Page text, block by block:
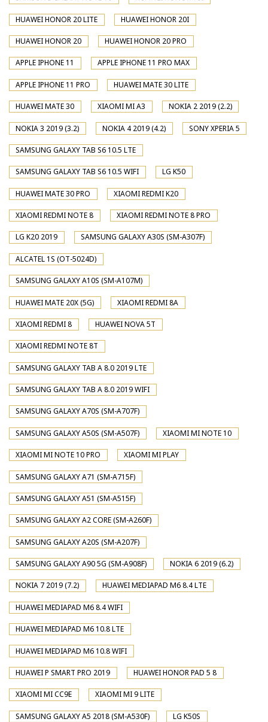
HUAWEI HONOR 20 LITE HUAWEI HONOR 20I
HUAWEI HONOR 20 HUAWEI HONOR 20 PRO
APPLE IPHONE 11 APPLE IPHONE 11 PRO MAX
APPLE IPHONE 11 PRO HUAWEI MATE 30 LITE
HUAWEI MATE 30 XIAOMI MI A3 NOKIA 2 2019 (2.2)
NOKIA 3 2019 (3.2) NOKIA 4 2019 (4.2) SONY XPERIA 5
SAMSUNG GALAXY TAB S6 10.5 LTE
SAMSUNG GALAXY TAB S6 10.5 WIFI LG K50
HUAWEI MATE 30 PRO XIAOMI REDMI K20
XIAOMI REDMI NOTE 8 XIAOMI REDMI NOTE 8 PRO
LG K20 2019 SAMSUNG GALAXY A30S (SM-A307F)
ALCATEL 1S (OT-5024D)
SAMSUNG GALAXY A10S (SM-A107M)
HUAWEI MATE 20X (5G) XIAOMI REDMI 8A
XIAOMI REDMI 8 HUAWEI NOVA 5T
XIAOMI REDMI NOTE 8T
SAMSUNG GALAXY TAB A 8.0 2019 LTE
SAMSUNG GALAXY TAB A 8.0 2019 WIFI
SAMSUNG GALAXY A70S (SM-A707F)
SAMSUNG GALAXY A50S (SM-A507F) XIAOMI MI NOTE 10
XIAOMI MI NOTE 10 PRO XIAOMI MI PLAY
SAMSUNG GALAXY A71 (SM-A715F)
SAMSUNG GALAXY A51 (SM-A515F)
SAMSUNG GALAXY A2 CORE (SM-A260F)
SAMSUNG GALAXY A20S (SM-A207F)
SAMSUNG GALAXY A90 5G (SM-A908F) NOKIA 6 2019 (6.2)
NOKIA 7 2019 (7.2) HUAWEI MEDIAPAD M6 8.4 LTE
HUAWEI MEDIAPAD M6 8.4 WIFI
HUAWEI MEDIAPAD M6 10.8 LTE
HUAWEI MEDIAPAD M6 10.8 WIFI
HUAWEI P SMART PRO 2019 HUAWEI HONOR PAD 5 8
XIAOMI MI CC9E XIAOMI MI 9 LITE
SAMSUNG GALAXY A5 2018 (SM-A530F) LG K50S